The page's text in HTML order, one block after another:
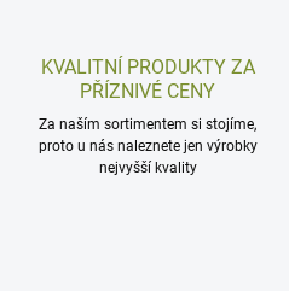
KVALITNÍ PRODUKTY ZA
PŘÍZNIVÉ CENY
Za naším sortimentem si stojíme,
proto u nás naleznete jen výrobky
nejvyšší kvality